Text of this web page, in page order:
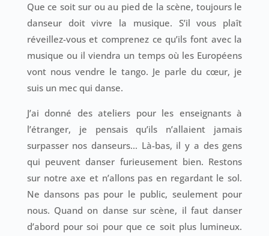
Que ce soit sur ou au pied de la scène, toujours le
danseur doit vivre la musique. S’il vous plaît
réveillez-vous et comprenez ce qu’ils font avec la
musique ou il viendra un temps où les Européens
vont nous vendre le tango. Je parle du cœur, je
suis un mec qui danse.
J’ai donné des ateliers pour les enseignants à
l’étranger, je pensais qu’ils n’allaient jamais
surpasser nos danseurs… Là-bas, il y a des gens
qui peuvent danser furieusement bien. Restons
sur notre axe et n’allons pas en regardant le sol.
Ne dansons pas pour le public, seulement pour
nous. Quand on danse sur scène, il faut danser
d’abord pour soi pour que ce soit plus lumineux.